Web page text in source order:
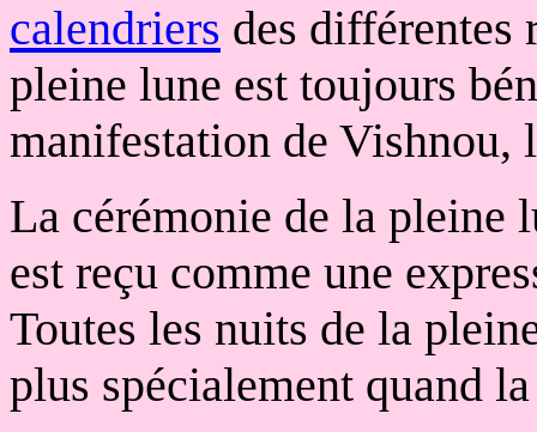
calendriers des différentes
pleine lune est toujours
manifestation de Vishnou,
La cérémonie de la pleine
est reçu comme une
Toutes les nuits de la
plus spécialement quand